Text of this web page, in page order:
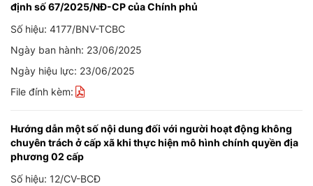
định số 67/2025/NĐ-CP của Chính phủ
Số hiệu: 4177/BNV-TCBC
Ngày ban hành: 23/06/2025
Ngày hiệu lực: 23/06/2025
File đính kèm:
Hướng dẫn một số nội dung đối với người hoạt động không
chuyên trách ở cấp xã khi thực hiện mô hình chính quyền địa
phương 02 cấp
Số hiệu: 12/CV-BCĐ